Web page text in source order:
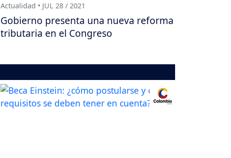
Actualidad • JUL 28 / 2021
Gobierno presenta una nueva reforma
tributaria en el Congreso